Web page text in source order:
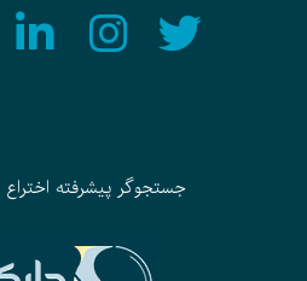
جستجوگر پیشرفته اختراع